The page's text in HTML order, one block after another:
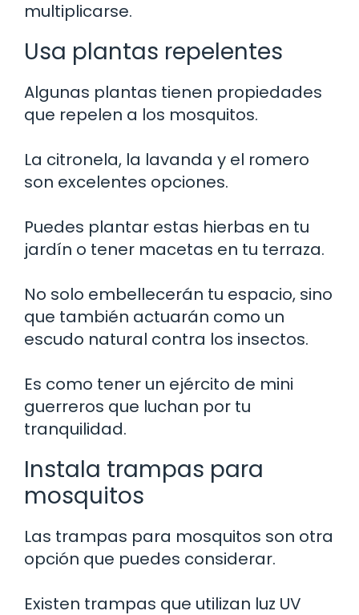
multiplicarse.
Usa plantas repelentes
Algunas plantas tienen propiedades
que repelen a los mosquitos.
La citronela, la lavanda y el romero
son excelentes opciones.
Puedes plantar estas hierbas en tu
jardín o tener macetas en tu terraza.
No solo embellecerán tu espacio, sino
que también actuarán como un
escudo natural contra los insectos.
Es como tener un ejército de mini
guerreros que luchan por tu
tranquilidad.
Instala trampas para
mosquitos
Las trampas para mosquitos son otra
opción que puedes considerar.
Existen trampas que utilizan luz UV